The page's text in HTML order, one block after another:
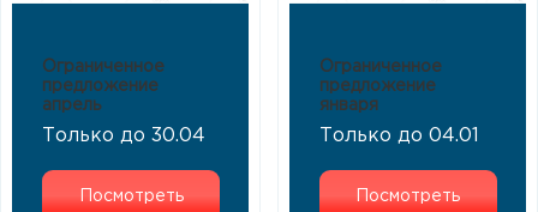
Ограниченное
предложение
апрель
Только до 30.04
Посмотреть
Ограниченное
предложение
января
Только до 04.01
Посмотреть